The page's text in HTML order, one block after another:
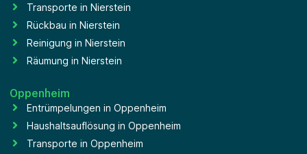
Transporte in Nierstein
Rückbau in Nierstein
Reinigung in Nierstein
Räumung in Nierstein
Oppenheim
Entrümpelungen in Oppenheim
Haushaltsauflösung in Oppenheim
Transporte in Oppenheim